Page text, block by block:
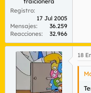
Registro
17 Jul 2005
Mensajes
36.259
Reacciones
32.966
18